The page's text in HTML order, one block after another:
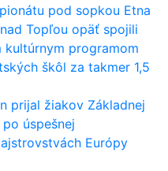
pod sopkou Etna
Topľou opäť spojili
programom
škôl za takmer 1,5
prijal žiakov Základnej
úspešnej
Európy